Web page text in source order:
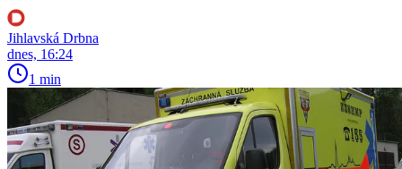
Jihlavská Drbna
dnes, 16:24
1 min